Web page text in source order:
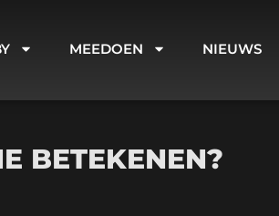
MEEDOEN NIEUWS
BETEKENEN?